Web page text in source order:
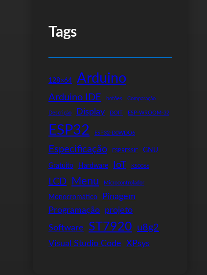
Tags
128×64 Arduino
Arduino IDE botões Comparação
Descrição Display DOIT ESP-WROOM-32
ESP32 ESP32-D0WDQ6
Especificação ESPRESSIF GNU
Gratuito Hardware IoT KS0066
LCD Menu Microcontrolador
Monocromático
Pinagem
Programação
projeto
Software ST7920 u8g2
Visual Studio Code XPsys